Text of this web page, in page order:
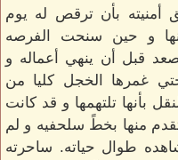
بأن ترقص له يوم
و حين سنحت الفرصه
قبل أن ينهي أعماله و
غمرها الخجل كليا من
بأنها تلتهمها و قد كانت
منها بخطً سلحفيه و لم
طوال حياته. ساحرته